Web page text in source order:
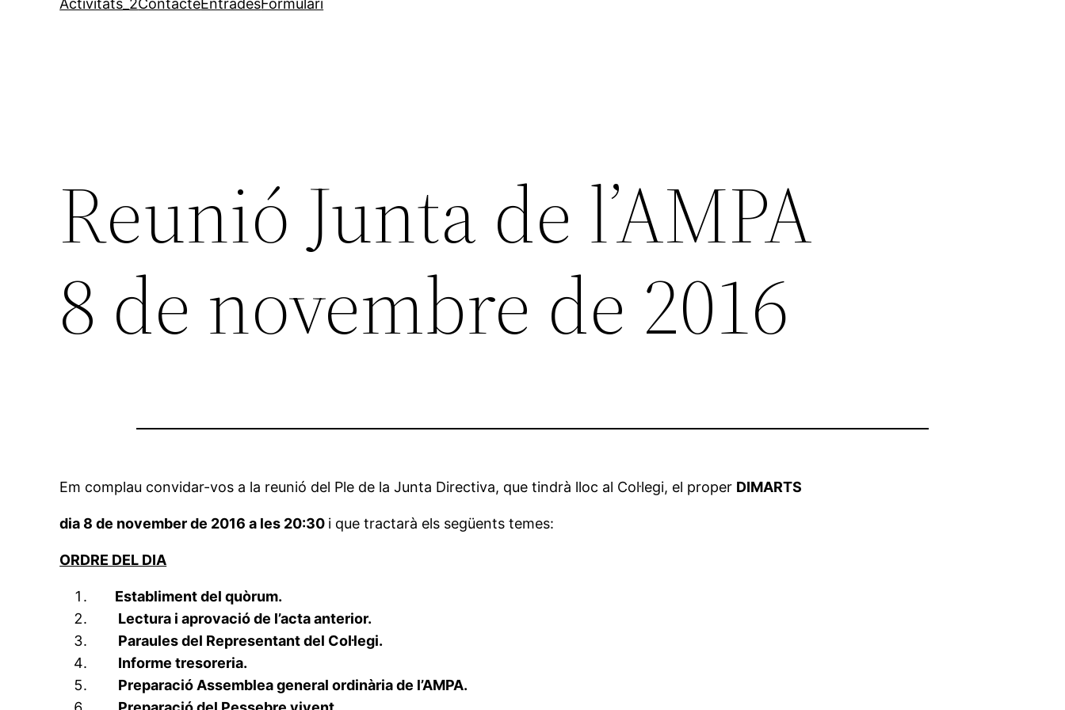
Activitats_2ContacteEntradesFormulari
Reunió Junta de l’AMPA
8 de novembre de 2016
Em complau convidar-vos a la reunió del Ple de la Junta Directiva, que tindrà lloc al Col·legi, el proper DIMARTS
dia 8 de november de 2016 a les 20:30 i que tractarà els següents temes:
ORDRE DEL DIA
Establiment del quòrum.
Lectura i aprovació de l’acta anterior.
Paraules del Representant del Col·legi.
Informe tresoreria.
Preparació Assemblea general ordinària de l’AMPA.